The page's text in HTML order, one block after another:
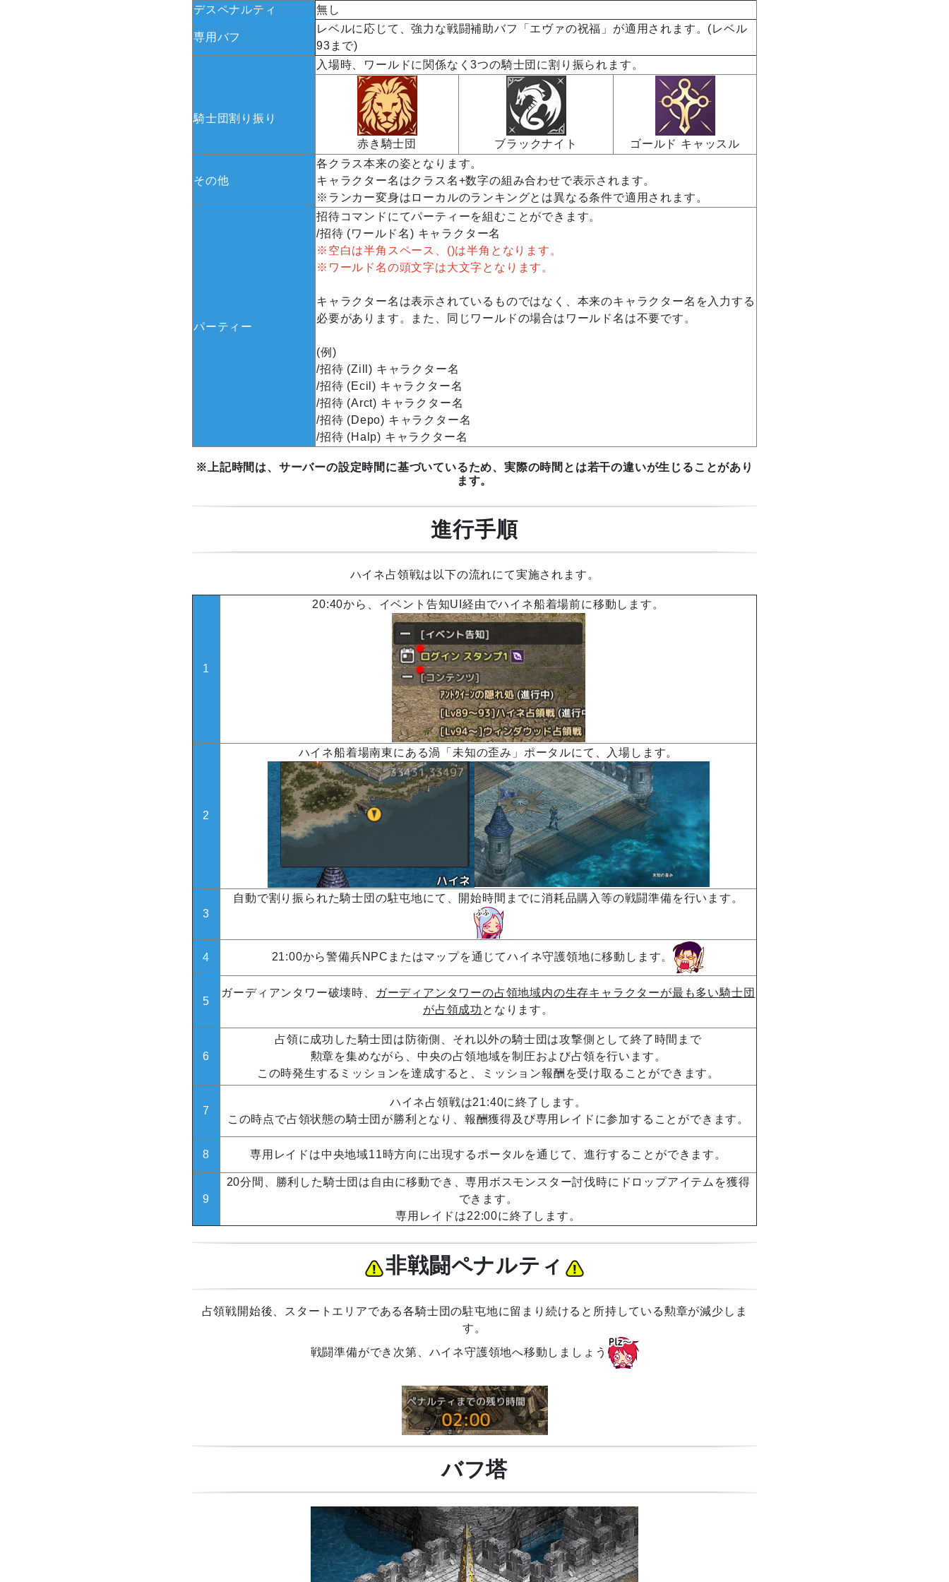
デスペナルティ 無し
専用バフ
レベルに応じて、強力な戦闘補助バフ「エヴァの祝福」が適用されます。(レベル
93まで)
騎士団割り振り
入場時、ワールドに関係なく3つの騎士団に割り振られます。
赤き騎士団 ブラックナイト ゴールド キャッスル
その他
各クラス本来の姿となります。
キャラクター名はクラス名+数字の組み合わせで表示されます。
※ランカー変身はローカルのランキングとは異なる条件で適用されます。
パーティー
招待コマンドにてパーティーを組むことができます。
/招待 (ワールド名) キャラクター名
※空白は半角スペース、()は半角となります。
※ワールド名の頭文字は大文字となります。
キャラクター名は表示されているものではなく、本来のキャラクター名を入力する
必要があります。また、同じワールドの場合はワールド名は不要です。
(例)
/招待 (Zill) キャラクター名
/招待 (Ecil) キャラクター名
/招待 (Arct) キャラクター名
/招待 (Depo) キャラクター名
/招待 (Halp) キャラクター名
※上記時間は、サーバーの設定時間に基づいているため、実際の時間とは若干の違いが生じることがあり
ます。
進行手順
ハイネ占領戦は以下の流れにて実施されます。
1
20:40から、イベント告知UI経由でハイネ船着場前に移動します。
2
ハイネ船着場南東にある渦「未知の歪み」ポータルにて、入場します。
3
自動で割り振られた騎士団の駐屯地にて、開始時間までに消耗品購入等の戦闘準備を行います。
4 21:00から警備兵NPCまたはマップを通じてハイネ守護領地に移動します。
5
ガーディアンタワー破壊時、
ガーディアンタワーの占領地域内の生存キャラクターが最も多い騎士団
が占領成功 となります。
6
占領に成功した騎士団は防衛側、それ以外の騎士団は攻撃側として終了時間まで
勲章を集めながら、中央の占領地域を制圧および占領を行います。
この時発生するミッションを達成すると、ミッション報酬を受け取ることができます。
7
ハイネ占領戦は21:40に終了します。
この時点で占領状態の騎士団が勝利となり、報酬獲得及び専用レイドに参加することができます。
8 専用レイドは中央地域11時方向に出現するポータルを通じて、進行することができます。
9
20分間、勝利した騎士団は自由に移動でき、専用ボスモンスター討伐時にドロップアイテムを獲得
できます。
専用レイドは22:00に終了します。
非戦闘ペナルティ
占領戦開始後、スタートエリアである各騎士団の駐屯地に留まり続けると所持している勲章が減少しま
す。
戦闘準備ができ次第、ハイネ守護領地へ移動しましょう
バフ塔